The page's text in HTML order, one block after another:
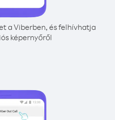
a Viberben, és felhívhatja
képernyőről